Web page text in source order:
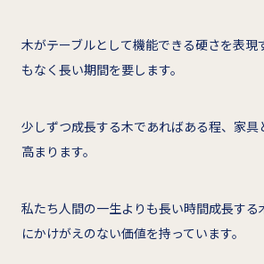
木がテーブルとして機能できる硬さを表現
もなく長い期間を要します。
少しずつ成長する木であればある程、家
高まります。
私たち人間の一生よりも長い時間成長す
にかけがえのない価値を持っています。